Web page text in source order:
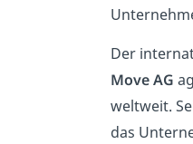
Der
Move AG
weltweit.
das